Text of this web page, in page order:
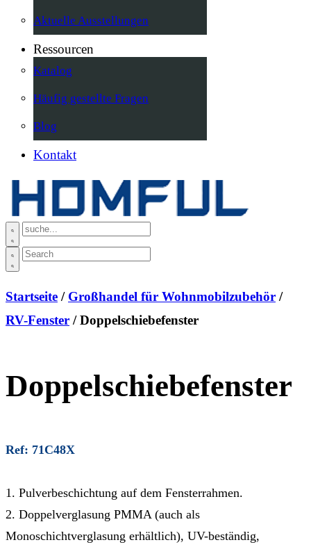
Aktuelle Ausstellungen
Ressourcen
Katalog
Häufig gestellte Fragen
Blog
Kontakt
Startseite / Großhandel für Wohnmobilzubehör /
RV-Fenster / Doppelschiebefenster
Doppelschiebefenster
Ref: 71C48X
1. Pulverbeschichtung auf dem Fensterrahmen.
2. Doppelverglasung PMMA (auch als
Monoschichtverglasung erhältlich), UV-beständig,